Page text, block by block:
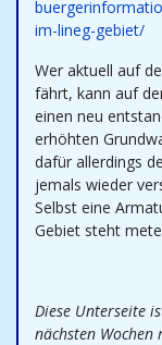
im-lineg-gebiet/
Wer aktuell auf
fährt, kann auf
einen neu
erhöhten
dafür allerdings
jemals wieder
Selbst eine
Gebiet steht
Diese Unterseite
nächsten